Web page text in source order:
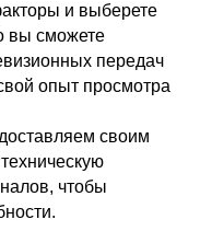
и выберете
вы сможете
передач
опыт просмотра
своим
чтобы